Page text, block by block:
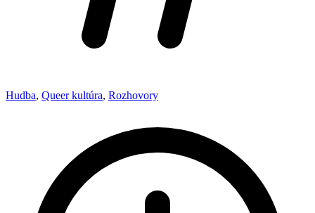
Hudba, Queer kultúra, Rozhovory